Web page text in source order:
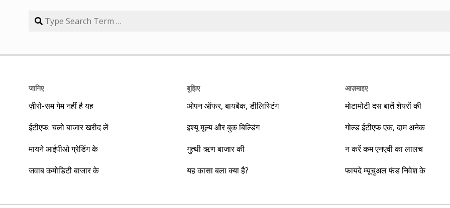
जानिए
ज़ीरो-सम गेम नहीं है यह
ईटीएफ: चलो बाजार खरीद लें
मायने आईपीओ ग्रेडिंग के
जवाब कमोडिटी बाजार के
बूझिए
ओपन ऑफर, बायबैक, डीलिस्टिंग
इश्यू मूल्य और बुक बिल्डिंग
गुत्थी ऋण बाजार की
यह कासा बला क्या है?
आज़माइए
मोटामोटी दस बातें शेयरों की
गोल्ड ईटीएफ एक, दाम अनेक
न करें कम एनएवी का लालच
फायदे म्यूचुअल फंड निवेश के